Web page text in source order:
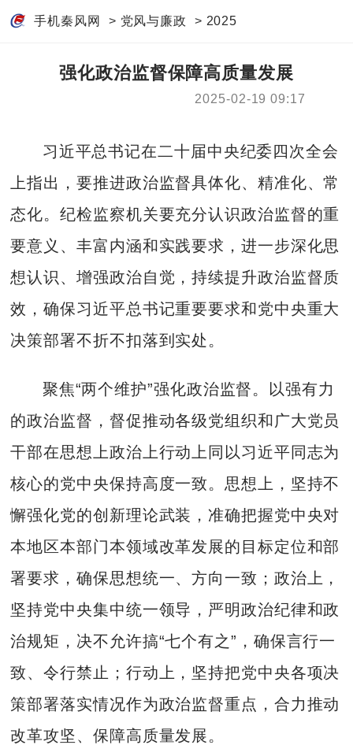
手机秦风网 > 党风与廉政 > 2025
强化政治监督保障高质量发展
2025-02-19 09:17
习近平总书记在二十届中央纪委四次全会
上指出，要推进政治监督具体化、精准化、常
态化。纪检监察机关要充分认识政治监督的重
要意义、丰富内涵和实践要求，进一步深化思
想认识、增强政治自觉，持续提升政治监督质
效，确保习近平总书记重要要求和党中央重大
决策部署不折不扣落到实处。
聚焦“两个维护”强化政治监督。以强有力
的政治监督，督促推动各级党组织和广大党员
干部在思想上政治上行动上同以习近平同志为
核心的党中央保持高度一致。思想上，坚持不
懈强化党的创新理论武装，准确把握党中央对
本地区本部门本领域改革发展的目标定位和部
署要求，确保思想统一、方向一致；政治上，
坚持党中央集中统一领导，严明政治纪律和政
治规矩，决不允许搞“七个有之”，确保言行一
致、令行禁止；行动上，坚持把党中央各项决
策部署落实情况作为政治监督重点，合力推动
改革攻坚、保障高质量发展。